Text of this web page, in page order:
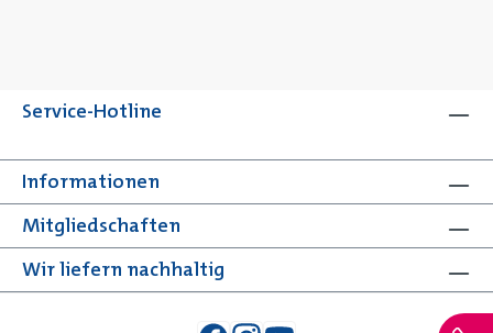
Service-Hotline
Mitgliedschaften
Informationen
Wir liefern nachhaltig